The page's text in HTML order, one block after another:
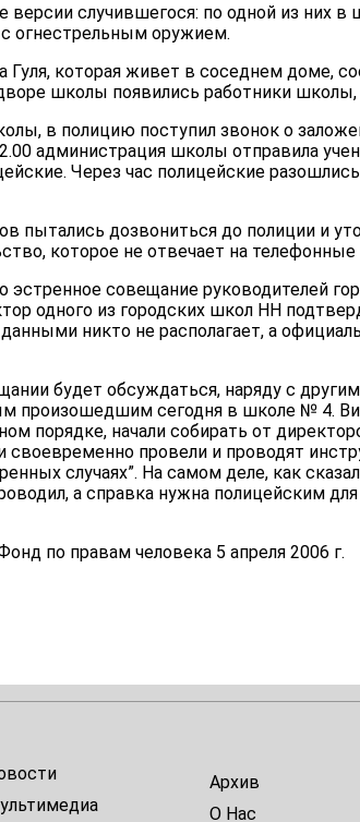
версии случившегося: по одной из них
огнестрельным оружием.
Гуля, которая живет в соседнем доме,
школы появились работники
в полицию поступил звонок о
администрация школы отправила
Через час полицейские
пытались дозвониться до полиции и
которое не отвечает на телефонные
эстренное совещание руководителей
одного из городских школ НН
никто не располагает, а
будет обсуждаться, наряду с
произошедшим сегодня в школе № 4.
порядке, начали собирать от
своевременно провели и проводят
случаях”. На самом деле, как
а справка нужна полицейским
по правам человека 5 апреля 2006 г.
Архив
О Нас